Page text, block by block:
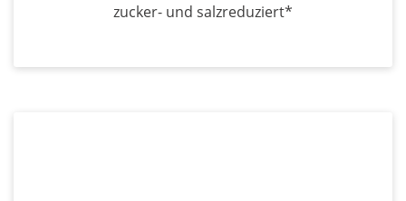
zucker- und salzreduziert*